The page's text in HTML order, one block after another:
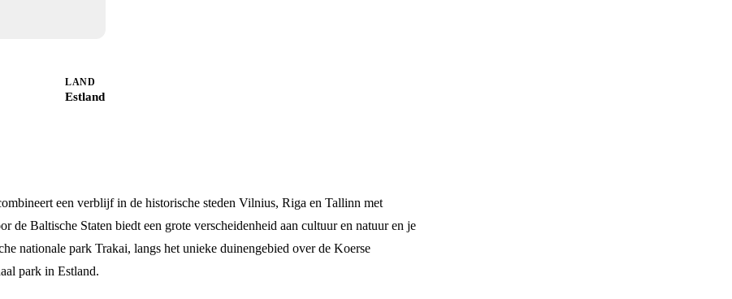
LAND
Estland
een verblijf in de historische steden Vilnius, Riga en Tallinn met
de Baltische Staten biedt een grote verscheidenheid aan cultuur en natuur en je
nationale park Trakai, langs het unieke duinengebied over de Koerse
park in Estland.